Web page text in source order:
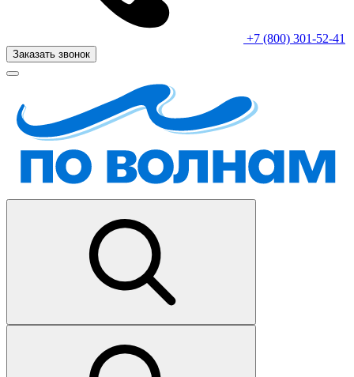
+7 (800) 301-52-41
Заказать звонок